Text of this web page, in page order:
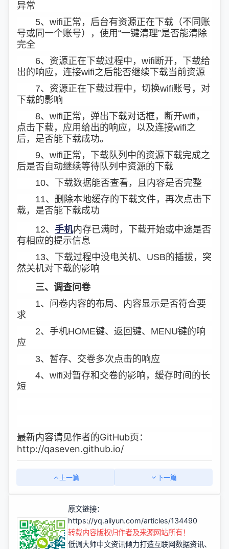
异常
5、wifi正常，后台有资源正在下载（不同账
号或同一个账号），使用“一键清理”是否能清除
完全
6、资源正在下载过程中，wifi断开，下载给
出的响应，连接wifi之后能否继续下载当前资源
7、资源正在下载过程中，切换wifi账号，对
下载的影响
8、wifi正常，弹出下载对话框，断开wifi，
点击下载，应用给出的响应，以及连接wifi之
后，是否能下载成功。
9、wifi正常，下载队列中的资源下载完成之
后是否自动继续等待队列中资源的下载
10、下载数据能否查看，且内容是否完整
11、删除本地缓存的下载文件，再次点击下
载，是否能下载成功
12、 手机内存已满时，下载开始或中途是否
有相应的提示信息
13、下载过程中没电关机、USB的插拔，突
然关机对下载的影响
三、调查问卷
1、问卷内容的布局、内容显示是否符合要
求
2、手机HOME键、返回键、MENU键的响
应
3、暂存、交卷多次点击的响应
4、wifi对暂存和交卷的影响，缓存时间的长
短
最新内容请见作者的GitHub页：
http://qaseven.github.io/
上一篇 下一篇
原文链接：
https://yq.aliyun.com/articles/134490
转载内容版权归作者及来源网站所有！
低调大师中文资讯倾力打造互联网数据资讯、